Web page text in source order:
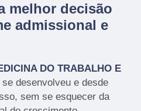
melhor decisão
admissional e
DO TRABALHO E
desenvolveu e desde
sem se esquecer da